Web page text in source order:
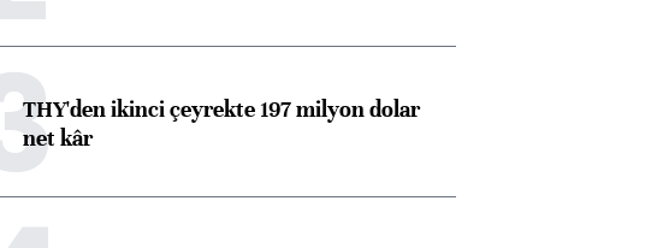
THY'den ikinci çeyrekte 197 milyon dolar
net kâr